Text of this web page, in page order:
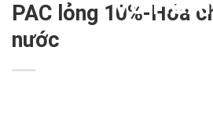
PAC lỏng 10%-Hóa
nước